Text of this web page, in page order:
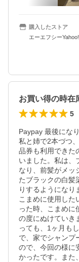
購入したストア
エーエフシー
お買い得の時在
5
Paypay 最後にな
私と姉で2本づつ
品券も利用できた
いました。私は、
なり、前髪がメッ
たブラックの白髪
りするようになり
こまめに使用した
った時、こまめに
の度にぬけていき
っても、1ヶ月も
で、家でシャンプ
ので、今回の様に
かったです。また